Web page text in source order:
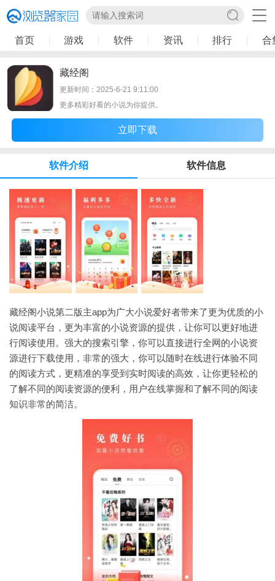
首页 游戏 软件 资讯 排行 合
藏经阁
更新时间：2025-6-21 9:11:00
更多精彩好看的小说为你提供。
立即下载
软件介绍 软件信息
藏经阁小说第二版主app为广大小说爱好者带来了更为优质的小
说阅读平台，更为丰富的小说资源的提供，让你可以更好地进
行阅读使用。强大的搜索引擎，你可以直接进行全网的小说资
源进行下载使用，非常的强大，你可以随时在线进行体验不同
的阅读方式，更精准的享受到实时阅读的高效，让你更轻松的
了解不同的阅读资源的便利，用户在线掌握和了解不同的阅读
知识非常的简洁。